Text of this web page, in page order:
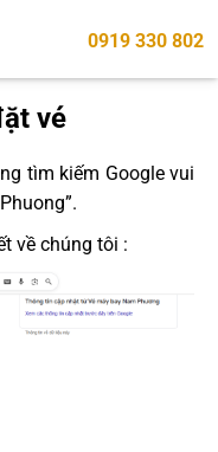
0919 330 802
vé
tìm kiếm Google vui
về chúng tôi :